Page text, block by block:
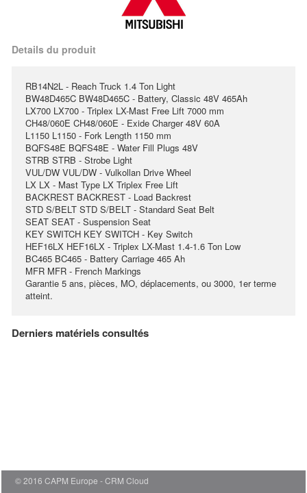
Details du produit
RB14N2L - Reach Truck 1.4 Ton Light
BW48D465C BW48D465C - Battery, Classic 48V 465Ah
LX700 LX700 - Triplex LX-Mast Free Lift 7000 mm
CH48/060E CH48/060E - Exide Charger 48V 60A
L1150 L1150 - Fork Length 1150 mm
BQFS48E BQFS48E - Water Fill Plugs 48V
STRB STRB - Strobe Light
VUL/DW VUL/DW - Vulkollan Drive Wheel
LX LX - Mast Type LX Triplex Free Lift
BACKREST BACKREST - Load Backrest
STD S/BELT STD S/BELT - Standard Seat Belt
SEAT SEAT - Suspension Seat
KEY SWITCH KEY SWITCH - Key Switch
HEF16LX HEF16LX - Triplex LX-Mast 1.4-1.6 Ton Low
BC465 BC465 - Battery Carriage 465 Ah
MFR MFR - French Markings
Garantie 5 ans, pièces, MO, déplacements, ou 3000, 1er terme
atteint.
Derniers matériels consultés
© 2016 CAPM Europe CRM Cloud